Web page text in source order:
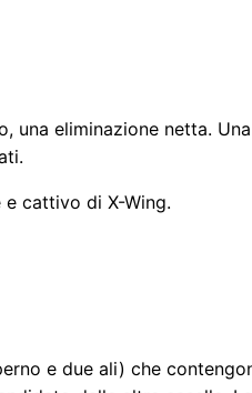
una eliminazione netta.
cattivo di X-Wing.
e due ali) che